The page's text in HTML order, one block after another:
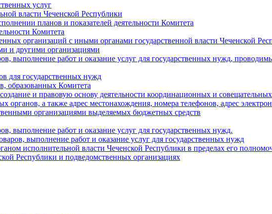
услуг
власти Чеченской Республики
планов и показателей деятельности Комитета
Комитета
организаций с иными органами государственной власти Чеченской
и другими организациями
выполнение работ и оказание услуг для государственных нужд,
для государственных нужд
образованных Комитета
и правовую основу деятельности координационных и
органов, а также адрес местонахождения, номера телефонов, адрес
организациями выделяемых бюджетных средств
выполнение работ и оказание услуг для государственных нужд.
выполнение работ и оказание услуг для государственных нужд
исполнительной власти Чеченской Республики в пределах его
Республики и подведомственных организациях